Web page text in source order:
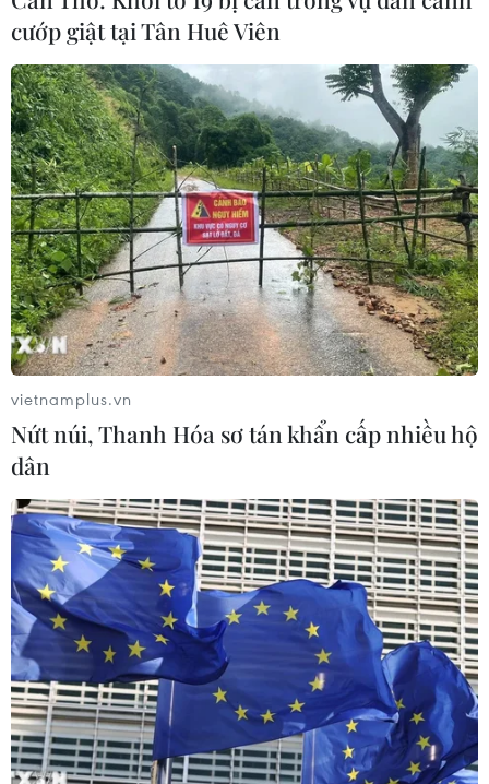
Xem thêm
CƠ QUAN CHỦ QUẢN: THÔNG TẤN XÃ VIỆT NAM
Tổng Biên tập: TRẦN TIẾN DUẨN
Phó Tổng Biên tập: NGUYỄN THỊ TÁM, KHÚC THANH
THỦY
Sở hữu trí tuệ
Quy định sử dụng
RSS
Ngôn ngữ
TTXVN
Liên hệ
Giấy phép số: 1374/GP-BTTTT do Bộ Thông tin và Truyền thông
cấp ngày 11/9/2008.
Quảng cáo: Phó TBT Nguyễn Thị Tám: 093.5958688, Email:
tamvna@gmail.com
Điện thoại: (024) 39411349 - (024) 39411348, Fax: (024)
39411348
cướp giật tại Tân Huê Viên
vietnamplus.vn
Nứt núi, Thanh Hóa sơ tán khẩn cấp nhiều hộ
dân